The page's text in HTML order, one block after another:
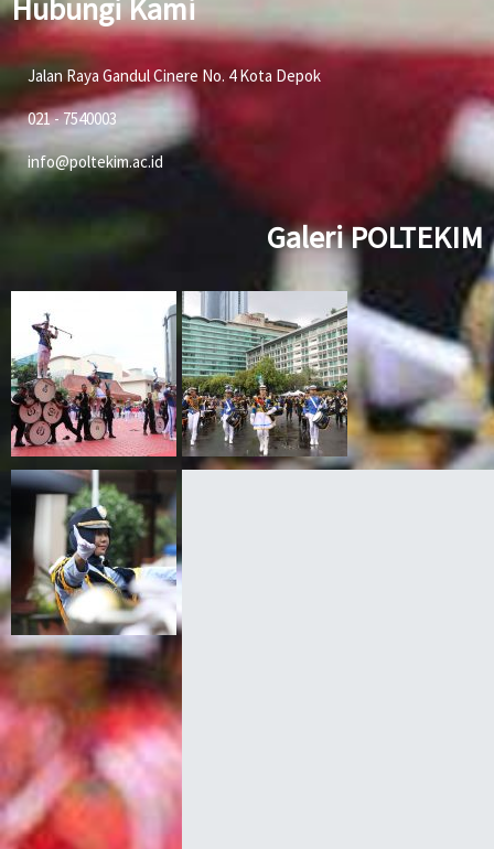
Hubungi Kami
Jalan Raya Gandul Cinere No. 4 Kota Depok
021 - 7540003
info@poltekim.ac.id
Galeri POLTEKIM